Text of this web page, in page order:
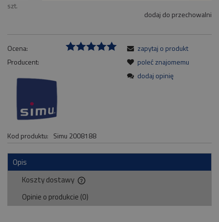
szt.
dodaj do przechowalni
Ocena:
Producent:
Kod produktu: Simu 2008188
zapytaj o produkt
poleć znajomemu
dodaj opinię
Opis
Koszty dostawy
Cena nie zawiera ewentualnych kosztów płatności
Opinie o produkcie (0)